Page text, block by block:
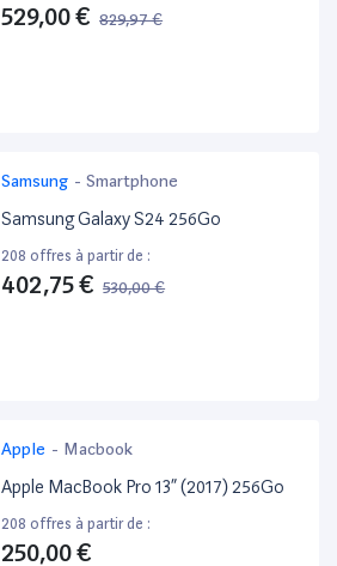
529,00 € 829,97 €
Samsung - Smartphone
Samsung Galaxy S24 256Go
208 offres à partir de :
402,75 € 530,00 €
Apple - Macbook
Apple MacBook Pro 13” (2017) 256Go
208 offres à partir de :
250,00 €